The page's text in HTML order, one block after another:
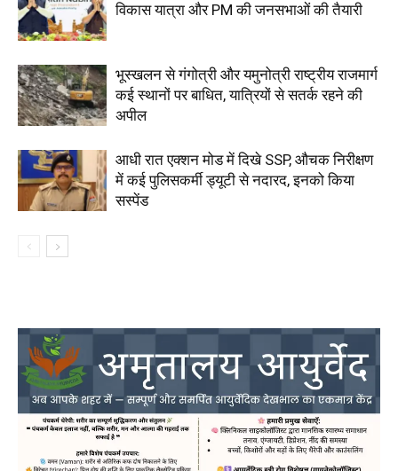
विकास यात्रा और PM की जनसभाओं की तैयारी
भूस्खलन से गंगोत्री और यमुनोत्री राष्ट्रीय राजमार्ग
कई स्थानों पर बाधित, यात्रियों से सतर्क रहने की
अपील
आधी रात एक्शन मोड में दिखे SSP, औचक निरीक्षण
में कई पुलिसकर्मी ड्यूटी से नदारद, इनको किया
सस्पेंड